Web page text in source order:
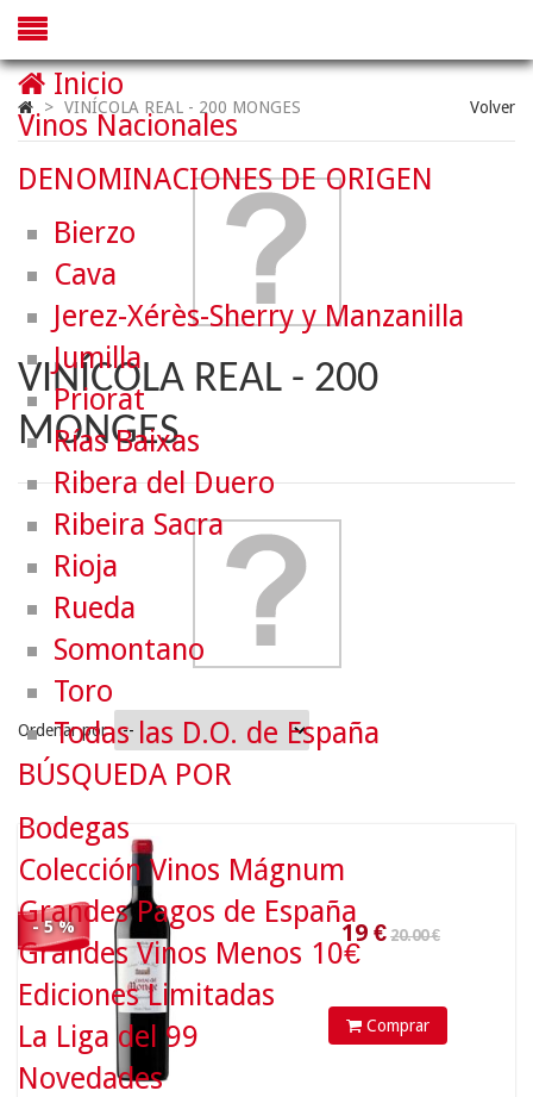
> VINÍCOLA REAL - 200 MONGES Volver
VINÍCOLA REAL - 200
MONGES
Ordenar por
- 5 %
Comprar
Inicio
Vinos Nacionales
DENOMINACIONES DE ORIGEN
Bierzo
Cava
Jerez-Xérès-Sherry y Manzanilla
Jumilla
Priorat
Rías Baixas
Ribera del Duero
Ribeira Sacra
Rioja
Rueda
Somontano
Toro
Todas las D.O. de España
BÚSQUEDA POR
Bodegas
Colección Vinos Mágnum
Grandes Pagos de España
Grandes Vinos Menos 10€
Ediciones Limitadas
La Liga del 99
Novedades